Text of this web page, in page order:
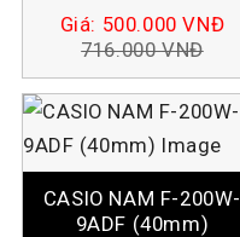
Giá: 500.000VNĐ
716.000VNĐ
CASIO NAM F-200W-
9ADF (40mm)